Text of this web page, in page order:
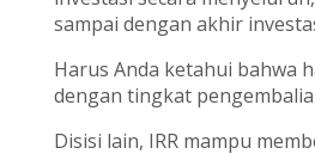
sampai dengan akhir
Harus Anda ketahui bahwa
dengan tingkat
Disisi lain, IRR mampu